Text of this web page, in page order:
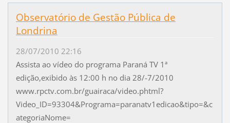
Observatório de Gestão Pública de
Londrina
28/07/2010 22:16
Assista ao vídeo do programa Paraná TV 1ª
edição,exibido às 12:00 h no dia 28/-7/2010
www.rpctv.com.br/guairaca/video.phtml?
Video_ID=93304&Programa=paranatv1edicao&tipo=&c
ategoriaNome=